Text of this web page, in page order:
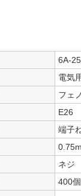
6A-
電気
フェ
E26
端子
ネジ
400個